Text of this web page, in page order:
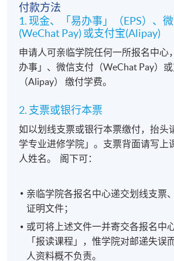
付款方法
1. 现金、「易办事」（EPS）、
(WeChat Pay) 或支付宝(Alipay)
申请人可亲临学院任何一所报名中心
办事」、微信支付（WeChat Pay）
（Alipay） 缴付学费。
2. 支票或银行本票
如以划线支票或银行本票缴付，抬头
学专业进修学院」。支票背面请写上
人姓名。 阁下可：
亲临学院各报名中心递交划线支票
证明文件；
或可将上述文件一并寄交各报名中
「报读课程」，惟学院对邮递失误
人资料概不负责。